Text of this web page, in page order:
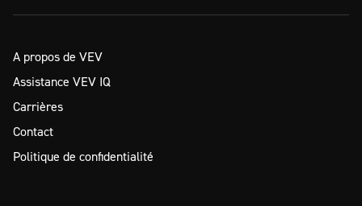
A propos de VEV
Assistance VEV IQ
Carrières
Contact
Politique de confidentialité